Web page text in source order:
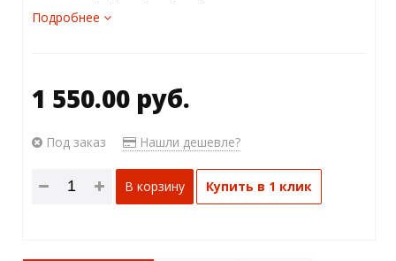
Подробнее
1 550.00 руб.
Под заказ Нашли дешевле?
В корзину Купить в 1 клик